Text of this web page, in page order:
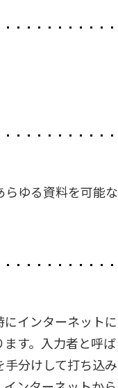
ゆる資料を可能な
インターネットに
す。入力者と呼ば
分けして打ち込み